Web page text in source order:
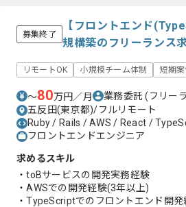
募集終了
【フロントエンド
規構築のフリーランス
リモートOK 小規模チーム体制 短期
〜80万円／月 業務委託(フリー
五反田(東京都)/フルリモート
Ruby / Rails / AWS / React /
フロントエンドエンジニア
求めるスキル
・toBサービスの開発実務経験
・AWSでの開発経験(3年以上)
・TypeScriptでのフロントエンド開